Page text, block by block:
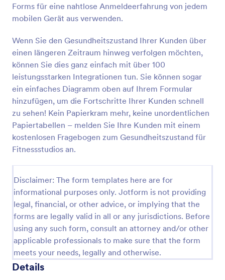
Forms für eine nahtlose Anmeldeerfahrung von jedem
mobilen Gerät aus verwenden.
Wenn Sie den Gesundheitszustand Ihrer Kunden über
einen längeren Zeitraum hinweg verfolgen möchten,
können Sie dies ganz einfach mit über 100
leistungsstarken Integrationen tun. Sie können sogar
ein einfaches Diagramm oben auf Ihrem Formular
hinzufügen, um die Fortschritte Ihrer Kunden schnell
zu sehen! Kein Papierkram mehr, keine unordentlichen
Papiertabellen – melden Sie Ihre Kunden mit einem
kostenlosen Fragebogen zum Gesundheitszustand für
Fitnessstudios an.
Disclaimer: The form templates here are for
informational purposes only. Jotform is not providing
legal, financial, or other advice, or implying that the
forms are legally valid in all or any jurisdictions. Before
using any such form, consult an attorney and/or other
applicable professionals to make sure that the form
meets your needs, legally and otherwise.
Details
Einladungs Rückmeldung Für VIP
Einladungs-Rückmeldung für VIP (Zusage/Absage)
Go to Category:
Charity Formulare
Vorlage verwenden
Vorschau